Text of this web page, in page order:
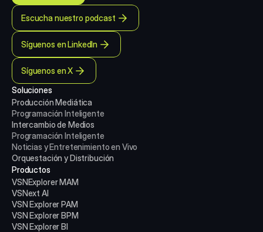
Escucha nuestro podcast
Síguenos en LinkedIn
Síguenos en X
Soluciones
Producción Mediática
Programación Inteligente
Intercambio de Medios
Programación Inteligente
Noticias y Entretenimiento en Vivo
Orquestación y Distribución
Productos
VSNExplorer MAM
VSNext AI
VSN Explorer PAM
VSN Explorer BPM
VSN Explorer BI